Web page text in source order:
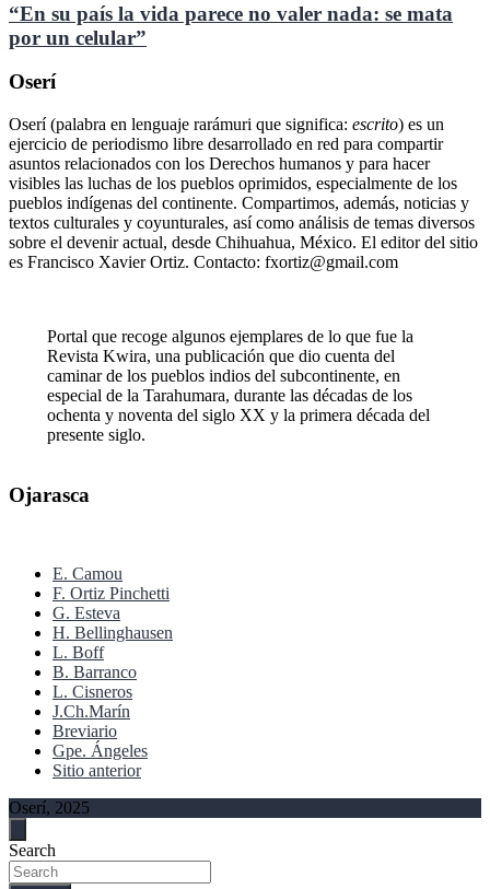
“En su país la vida parece no valer nada: se mata
por un celular”
Oserí
Oserí (palabra en lenguaje rarámuri que significa: escrito) es un
ejercicio de periodismo libre desarrollado en red para compartir
asuntos relacionados con los Derechos humanos y para hacer
visibles las luchas de los pueblos oprimidos, especialmente de los
pueblos indígenas del continente. Compartimos, además, noticias y
textos culturales y coyunturales, así como análisis de temas diversos
sobre el devenir actual, desde Chihuahua, México. El editor del sitio
es Francisco Xavier Ortiz. Contacto: fxortiz@gmail.com
Portal que recoge algunos ejemplares de lo que fue la
Revista Kwira, una publicación que dio cuenta del
caminar de los pueblos indios del subcontinente, en
especial de la Tarahumara, durante las décadas de los
ochenta y noventa del siglo XX y la primera década del
presente siglo.
Ojarasca
E. Camou
F. Ortiz Pinchetti
G. Esteva
H. Bellinghausen
L. Boff
B. Barranco
L. Cisneros
J.Ch.Marín
Breviario
Gpe. Ángeles
Sitio anterior
Oserí, 2025
Search